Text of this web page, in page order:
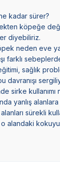
kadar sürer?
köpeğe
diyebiliriz.
neden eve
farklı
sağlık
davranışı
sirke kullanımı
yanlış
sürekli
alandaki kokuyu